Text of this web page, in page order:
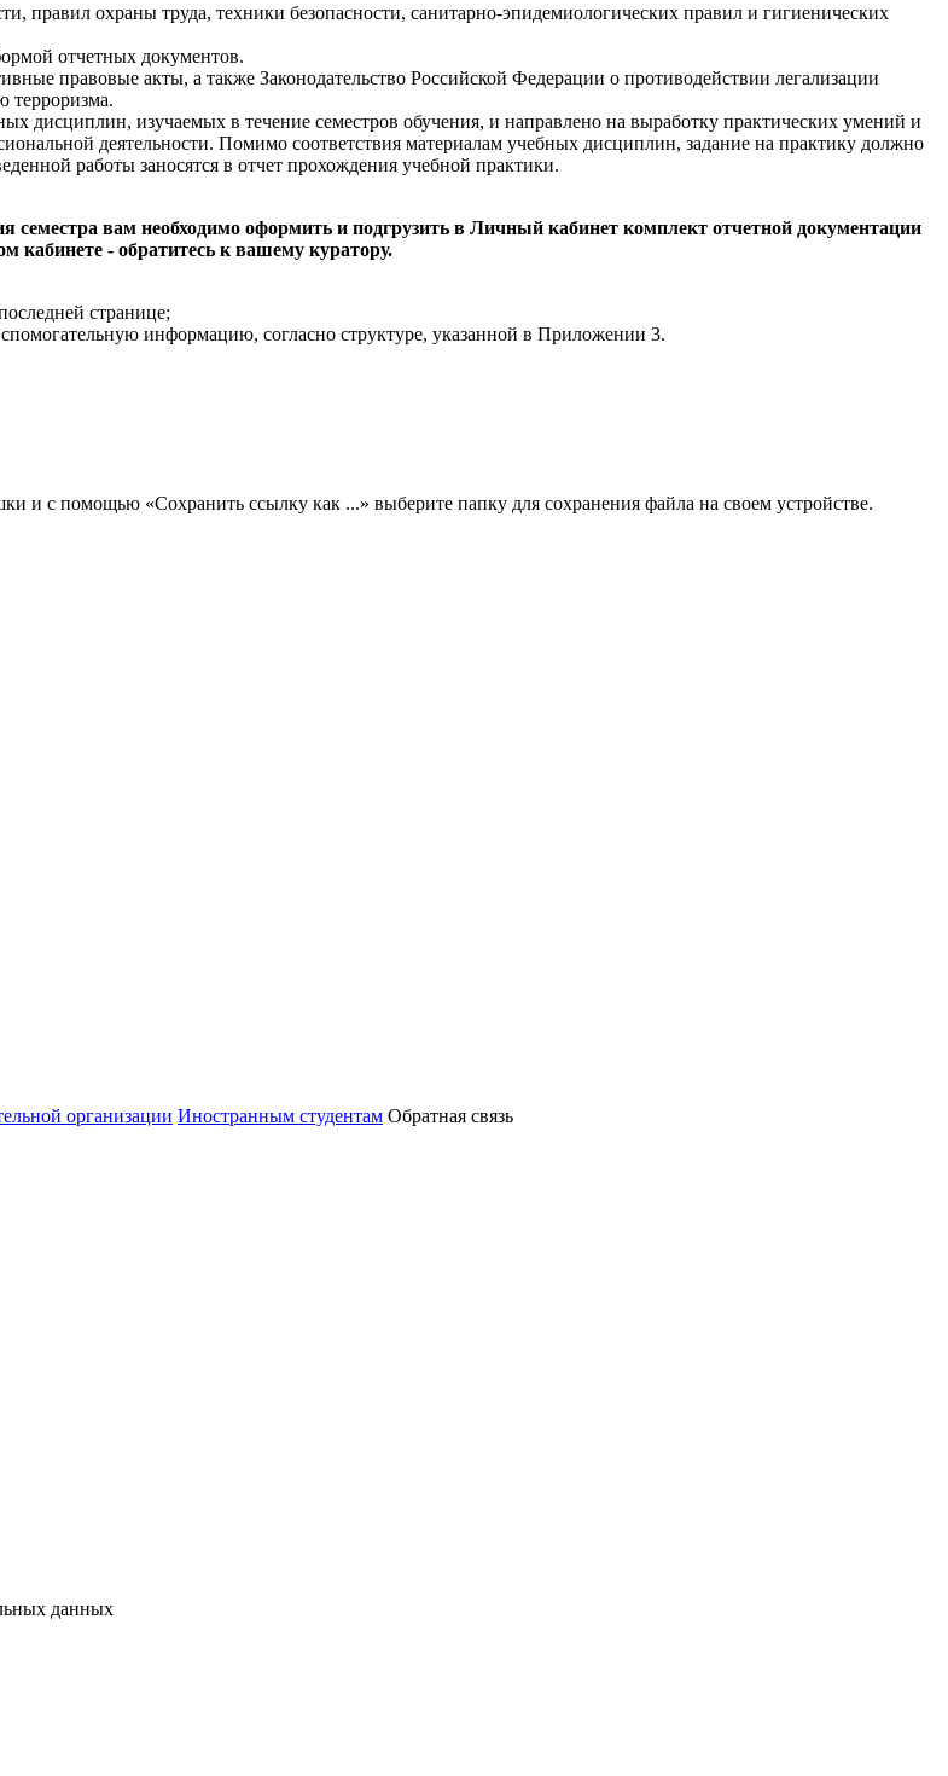
правил охраны труда, техники безопасности, санитарно-эпидемиологических правил и гигиенических
отчетных документов.
правовые акты, а также Законодательство Российской Федерации о противодействии легализации
терроризма.
дисциплин, изучаемых в течение семестров обучения, и направлено на выработку практических умений и
деятельности. Помимо соответствия материалам учебных дисциплин, задание на практику должно
работы заносятся в отчет прохождения учебной практики.
вам необходимо оформить и подгрузить в Личный кабинет комплект отчетной документации
кабинете - обратитесь к вашему куратору.
странице;
информацию, согласно структуре, указанной в Приложении 3.
и с помощью «Сохранить ссылку как ...» выберите папку для сохранения файла на своем устройстве.
организации Иностранным студентам Обратная связь
данных